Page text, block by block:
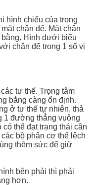
hình chiếu của trọng
chân đế. Mặt chân
Hình dưới biểu
chân đế trong 1 số vị
tư thế. Trọng tâm
bằng càng ổn định.
ở tư thế tự nhiên, thả
1 đường thẳng vuông
có thể đạt trạng thái cân
bộ phận cơ thể lệch
thêm sức để giữ
bên phải thì phải
hơn.